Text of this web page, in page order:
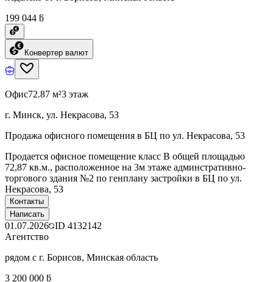
199 044 ƃ
Конвертер валют
Офис72.87 м²3 этаж
г. Минск, ул. Некрасова, 53
Продажа офисного помещения в БЦ по ул. Некрасова, 53
Продается офисное помещение класс В общей площадью
72,87 кв.м., расположенное на 3м этаже админстративно-
торгового здания №2 по генплану застройки в БЦ по ул.
Некрасова, 53
Контакты
Написать
01.07.2026 ID 4132142
Агентство
рядом с г. Борисов, Минская область
3 200 000 ƃ